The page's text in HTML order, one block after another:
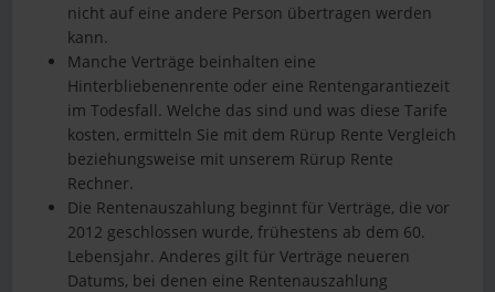
nicht auf eine andere Person übertragen werden
kann.
Manche Verträge beinhalten eine
Hinterbliebenenrente oder eine Rentengarantiezeit
im Todesfall. Welche das sind und was diese Tarife
kosten, ermitteln Sie mit dem Rürup Rente Vergleich
beziehungsweise mit unserem Rürup Rente
Rechner.
Die Rentenauszahlung beginnt für Verträge, die vor
2012 geschlossen wurde, frühestens ab dem 60.
Lebensjahr. Anderes gilt für Verträge neueren
Datums, bei denen eine Rentenauszahlung